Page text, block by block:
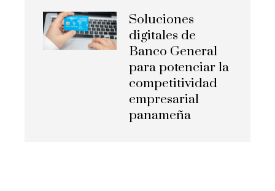
Soluciones
digitales de
Banco General
para potenciar la
competitividad
empresarial
panameña